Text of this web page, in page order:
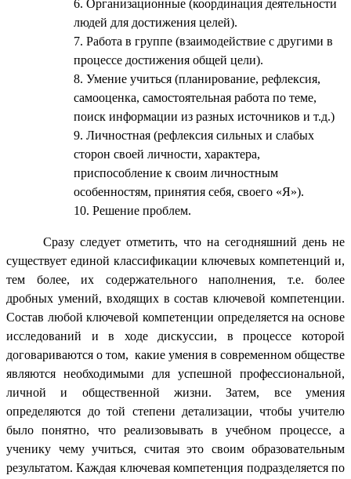
Организационные (координация деятельности
людей для достижения целей).
Работа в группе (взаимодействие с другими в
процессе достижения общей цели).
Умение учиться (планирование, рефлексия,
самооценка, самостоятельная работа по теме,
поиск информации из разных источников и т.д.)
Личностная (рефлексия сильных и слабых
сторон своей личности, характера,
приспособление к своим личностным
особенностям, принятия себя, своего «Я»).
Решение проблем.
Сразу следует отметить, что на сегодняшний день не
существует единой классификации ключевых компетенций и,
тем более, их содержательного наполнения, т.е. более
дробных умений, входящих в состав ключевой компетенции.
Состав любой ключевой компетенции определяется на основе
исследований и в ходе дискуссии, в процессе которой
договариваются о том, какие умения в современном обществе
являются необходимыми для успешной профессиональной,
личной и общественной жизни. Затем, все умения
определяются до той степени детализации, чтобы учителю
было понятно, что реализовывать в учебном процессе, а
ученику чему учиться, считая это своим образовательным
результатом. Каждая ключевая компетенция подразделяется по